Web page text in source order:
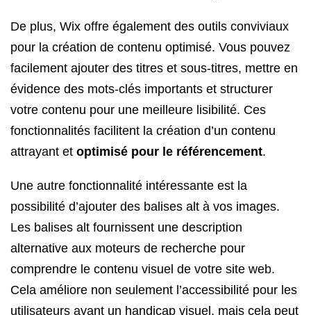
De plus, Wix offre également des outils conviviaux
pour la création de contenu optimisé. Vous pouvez
facilement ajouter des titres et sous-titres, mettre en
évidence des mots-clés importants et structurer
votre contenu pour une meilleure lisibilité. Ces
fonctionnalités facilitent la création d’un contenu
attrayant et optimisé pour le référencement.
Une autre fonctionnalité intéressante est la
possibilité d’ajouter des balises alt à vos images.
Les balises alt fournissent une description
alternative aux moteurs de recherche pour
comprendre le contenu visuel de votre site web.
Cela améliore non seulement l’accessibilité pour les
utilisateurs ayant un handicap visuel, mais cela peut